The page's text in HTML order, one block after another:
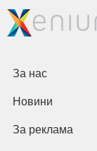
За нас
Новини
За реклама